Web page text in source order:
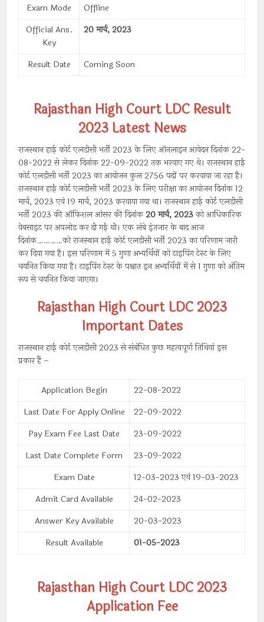
Exam Mode
Offline
Official Ans.
Key
20 मार्च, 2023
Result Date Coming Soon
Rajasthan High Court LDC Result
2023 Latest News
राजस्थान हाई कोर्ट एलडीसी भर्ती 2023 के लिए ऑनलाइन आवेदन दिनांक 22-
08-2022 से लेकर दिनांक 22-09-2022 तक भरवाए गए थे। राजस्थान हाई
कोर्ट एलडीसी भर्ती 2023 का आयोजन कुल 2756 पदों पर करवाया जा रहा है।
राजस्थान हाई कोर्ट एलडीसी भर्ती 2023 के लिए परीक्षा का आयोजन दिनांक 12
मार्च, 2023 एवं 19 मार्च, 2023 करवाया गया था। राजस्थान हाई कोर्ट एलडीसी
भर्ती 2023 की ऑफिशल आंसर की दिनांक 20 मार्च, 2023को आधिकारिक
वेबसाइट पर अपलोड कर दी गई थी। एक लंबे इंतजार के बाद आज
दिनांक…………को राजस्थान हाई कोर्ट एलडीसी भर्ती 2023 का परिणाम जारी
कर दिया गया है। इस परिणाम में 5 गुणा अभ्यर्थियों को टाइपिंग टेस्ट के लिए
चयनित किया गया है। टाइपिंग टेस्ट के पश्चात इन अभ्यर्थियों में से 1 गुणा को अंतिम
रूप से चयनित किया जाएगा।
Rajasthan High Court LDC 2023
Important Dates
राजस्थान हाई कोर्ट एलडीसी 2023 से संबंधित कुछ महत्वपूर्ण तिथियां इस
प्रकार हैं –
Application Begin
22-08-2022
Last Date For Apply Online
22-09-2022
Pay Exam Fee Last Date
23-09-2022
Last Date Complete Form
23-09-2022
Exam Date
12-03-2023 एवं 19-03-2023
Admit Card Available
24-02-2023
Answer Key Available
20-03-2023
Result Available
01-05-2023
Rajasthan High Court LDC 2023
Application Fee